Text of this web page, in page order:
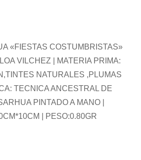
«FIESTAS COSTUMBRISTAS»
VILCHEZ | MATERIA PRIMA:
NATURALES ,PLUMAS
TECNICA ANCESTRAL DE
PINTADO A MANO |
| PESO:0.80GR